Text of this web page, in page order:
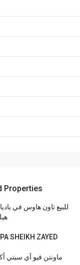
Properties
للبيع تاون هاوس في باديا
SHEIKH ZAYED
ماونتن فيو آي سيتي